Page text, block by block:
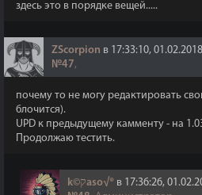
здесь это в порядке вещей.....
ZScorpion в 17:33:10, 01.02.2018
№47,
почему то не могу редактировать
блочится).
UPD к предыдущему камменту - на
Продолжаю тестить.
k©קaso√® в 17:36:26,